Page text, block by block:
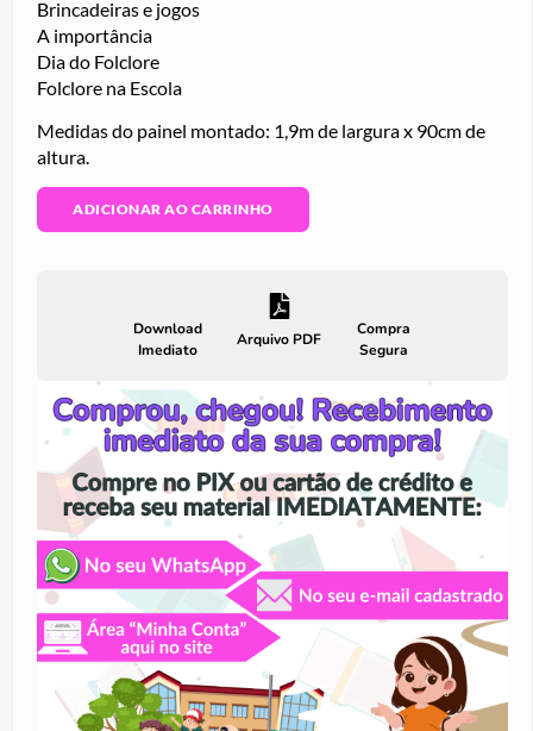
Brincadeiras e jogos
A importância
Dia do Folclore
Folclore na Escola
Medidas do painel montado: 1,9m de largura x 90cm de
altura.
ADICIONAR AO CARRINHO
Download
Imediato
Arquivo PDF
Compra
Segura